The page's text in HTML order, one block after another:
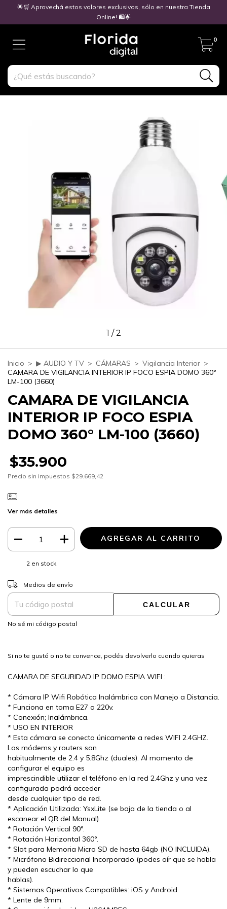
🌟🛒 Aprovechá estos valores exclusivos, sólo en nuestra Tienda
Online! 🛍️🌟
0
1 /2
Inicio > ▶ AUDIO Y TV > CÁMARAS > Vigilancia Interior >
CAMARA DE VIGILANCIA INTERIOR IP FOCO ESPIA DOMO 360°
LM-100 (3660)
CAMARA DE VIGILANCIA
INTERIOR IP FOCO ESPIA
DOMO 360° LM-100 (3660)
$35.900
Precio sin impuestos $29.669,42
Ver más detalles
2 en stock
Entregas para el CP:
Medios de envío
CALCULAR
No sé mi código postal
Si no te gustó o no te convence, podés devolverlo cuando quieras
CAMARA DE SEGURIDAD IP DOMO ESPIA WIFI :
* Cámara IP Wifi Robótica Inalámbrica con Manejo a Distancia.
* Funciona en toma E27 a 220v.
* Conexión; Inalámbrica.
* USO EN INTERIOR
* Esta cámara se conecta únicamente a redes WIFI 2.4GHZ.
Los módems y routers son
habitualmente de 2.4 y 5.8Ghz (duales). Al momento de
configurar el equipo es
imprescindible utilizar el teléfono en la red 2.4Ghz y una vez
configurada podrá acceder
desde cualquier tipo de red.
* Aplicación Utilizada: YsxLite (se baja de la tienda o al
escanear el QR del Manual).
* Rotación Vertical 90°.
* Rotación Horizontal 360°.
* Slot para Memoria Micro SD de hasta 64gb (NO INCLUIDA).
* Micrófono Bidireccional Incorporado (podes oír que se habla
y pueden escuchar lo que
hablas).
* Sistemas Operativos Compatibles: iOS y Android.
* Lente de 9mm.